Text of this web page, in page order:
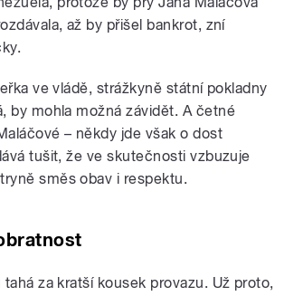
až by přišel bankrot, zní
ve vládě, strážkyně státní pokladny
by mohla možná závidět. A četné
– někdy jde však o dost
tušit, že ve skutečnosti vzbuzuje
směs obav i respektu.
tahá za kratší kousek provazu. Už proto,